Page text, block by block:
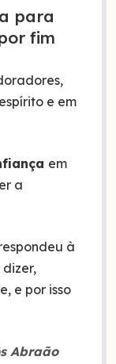
para
fim
em
a
à
e por isso
Abraão